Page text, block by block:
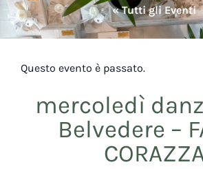
« Tutti gli Eventi
Questo evento è passato.
mercoledì
Belvedere –